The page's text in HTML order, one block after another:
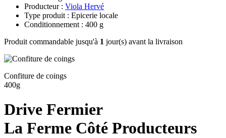
Producteur : Viola Hervé
Type produit : Epicerie locale
Conditionnement : 400 g
Produit commandable jusqu'à 1 jour(s) avant la livraison
Confiture de coings
400g
Drive Fermier
La Ferme Côté Producteurs